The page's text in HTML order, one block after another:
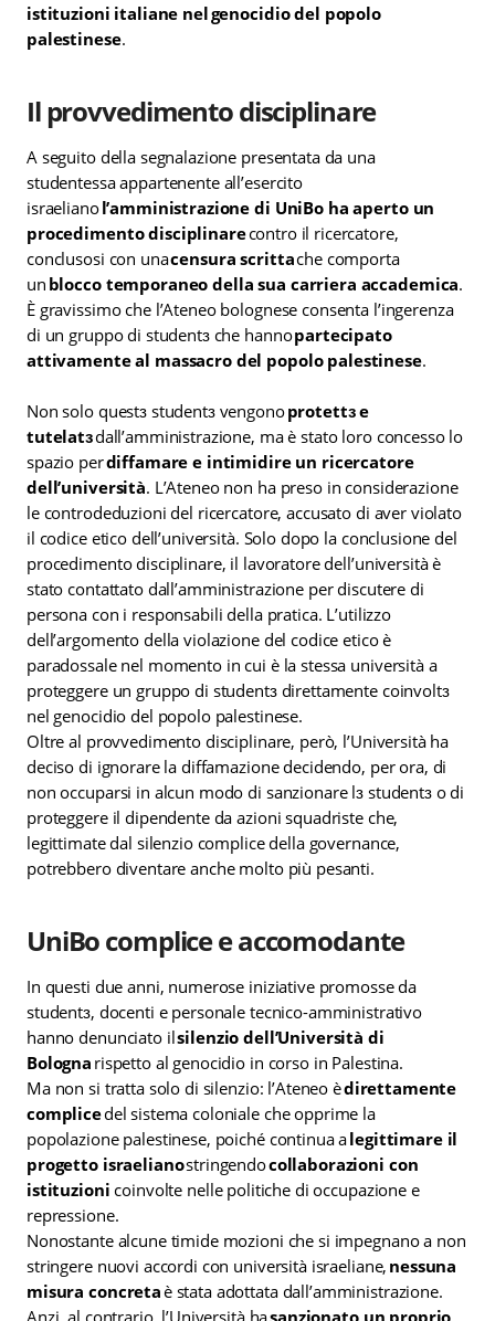
istituzioni italiane nel genocidio del popolo
palestinese.
Il provvedimento disciplinare
A seguito della segnalazione presentata da una
studentessa appartenente all’esercito
israelianol’amministrazione di UniBo ha aperto un
procedimento disciplinarecontro il ricercatore,
conclusosi con unacensura scrittache comporta
un blocco temporaneo della sua carriera accademica.
È gravissimo che l’Ateneo bolognese consenta l’ingerenza
di un gruppo di studentɜ che hannopartecipato
attivamente al massacro del popolo palestinese.
Non solo questɜ studentɜ vengonoprotettɜ e
tutelatɜdall’amministrazione, ma è stato loro concesso lo
spazio perdiffamare e intimidire un ricercatore
dell’università. L’Ateneo non ha preso in considerazione
le controdeduzioni del ricercatore, accusato di aver violato
il codice etico dell’università. Solo dopo la conclusione del
procedimento disciplinare, il lavoratore dell’università è
stato contattato dall’amministrazione per discutere di
persona con i responsabili della pratica. L’utilizzo
dell’argomento della violazione del codice etico è
paradossale nel momento in cui è la stessa università a
proteggere un gruppo di studentɜ direttamente coinvoltɜ
nel genocidio del popolo palestinese.
Oltre al provvedimento disciplinare, però, l’Università ha
deciso di ignorare la diffamazione decidendo, per ora, di
non occuparsi in alcun modo di sanzionare lɜ studentɜ o di
proteggere il dipendente da azioni squadriste che,
legittimate dal silenzio complice della governance,
potrebbero diventare anche molto più pesanti.
UniBo complice e accomodante
In questi due anni, numerose iniziative promosse da
studentɜ, docenti e personale tecnico-amministrativo
hanno denunciato ilsilenzio dell’Università di
Bologna rispetto al genocidio in corso in Palestina.
Ma non si tratta solo di silenzio: l’Ateneo èdirettamente
complicedel sistema coloniale che opprime la
popolazione palestinese, poiché continua alegittimare il
progetto israelianostringendocollaborazioni con
istituzioni coinvolte nelle politiche di occupazione e
repressione.
Nonostante alcune timide mozioni che si impegnano a non
stringere nuovi accordi con università israeliane, nessuna
misura concretaè stata adottata dall’amministrazione.
Anzi, al contrario, l’Università hasanzionato un proprio